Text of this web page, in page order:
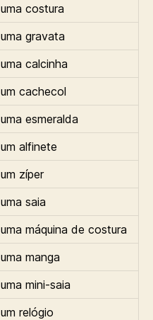
uma costura
uma gravata
uma calcinha
um cachecol
uma esmeralda
um alfinete
um zíper
uma saia
uma máquina de costura
uma manga
uma mini-saia
um relógio